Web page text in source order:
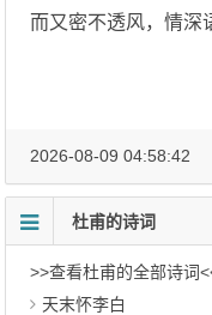
而又密不透风，情深
2026-08-09 04:58:42
杜甫的诗词
>>查看杜甫的全部诗词
天末怀李白